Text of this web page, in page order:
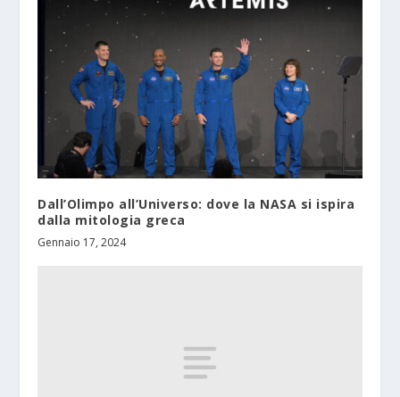
Dall’Olimpo all’Universo: dove la NASA si ispira
dalla mitologia greca
Gennaio 17, 2024